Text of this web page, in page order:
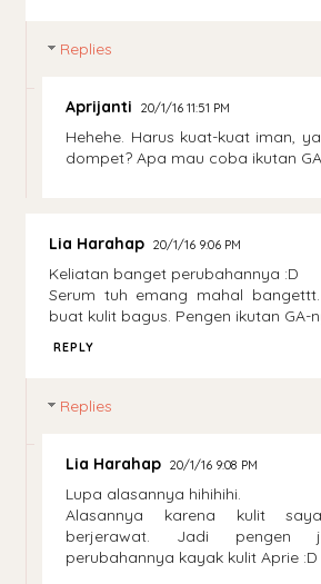
Replies
Aprijanti 20/1/16 11:51 PM
Hehehe. Harus kuat-kuat iman,
dompet? Apa mau coba ikutan
Lia Harahap 20/1/16 9:06 PM
Keliatan banget perubahannya :D
Serum tuh emang mahal
buat kulit bagus. Pengen ikutan GA-
REPLY
Replies
Lia Harahap 20/1/16 9:08 PM
Lupa alasannya hihihihi.
Alasannya karena kulit
berjerawat. Jadi pengen
perubahannya kayak kulit Aprie :D